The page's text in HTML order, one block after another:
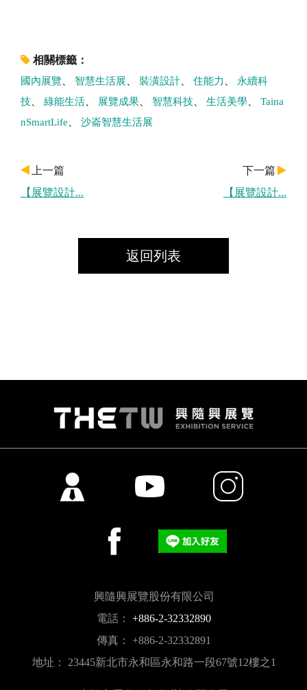
相關標籤：
國內展覽 智慧生活展 裝潢設計 住能力
永續科
技
綠能生活 展覽成果 智慧科技 生活美學
Taina
nSmartLife
沙崙智慧生活展
上一篇
【展覽設計...
下一篇
【展覽設計...
返回列表
興隨興展覽股份有限公司
電話： +886-2-32332890
傳真： +886-2-32332891
地址： 23445新北市永和區永和路一段67號12樓之1